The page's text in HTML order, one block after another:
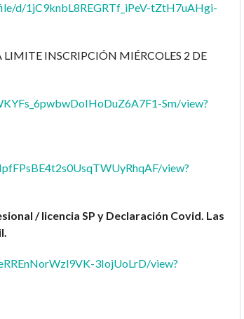
d/1jC9knbL8REGRTf_iPeV-tZtH7uAHgi-
LIMITE INSCRIPCIÓN MIÉRCOLES 2 DE
Sm/view?
view?
/ licencia SP y Declaración Covid. Las
3IojUoLrD/view?